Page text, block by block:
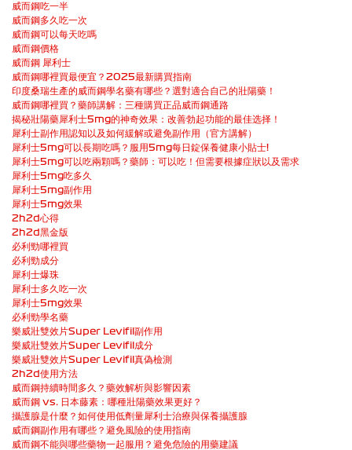
威而鋼吃一半
威而鋼多久吃一次
威而鋼可以每天吃嗎
威而鋼價格
威而鋼 犀利士
威而鋼哪裡買最便宜？2025最新購買指南
印度桑瑞生產的威而鋼學名藥有哪些？選對適合自己的壯陽藥！
威而鋼哪裡買？藥師講解：三種購買正品威而鋼通路
揭秘壯陽藥犀利士5mg的神奇效果：改善勃起功能的最佳选择！
犀利士副作用認知以及如何緩解或避免副作用（官方講解）
犀利士5mg可以長期吃嗎？服用5mg每日錠保養健康小貼士!
犀利士5mg可以吃兩顆嗎？藥師：可以吃！但需要根據症狀以及需求
犀利士5mg吃多久
犀利士5mg副作用
犀利士5mg效果
2h2d心得
2h2d黑金版
必利勁哪裡買
必利勁成分
犀利士爆珠
犀利士多久吃一次
犀利士5mg效果
必利勁學名藥
樂威壯雙效片Super Levifil副作用
樂威壯雙效片Super Levifil成分
樂威壯雙效片Super Levifil真偽檢測
2h2d使用方法
威而鋼持續時間多久？藥效解析與影響因素
威而鋼 vs. 日本藤素：哪種壯陽藥效果更好？
攝護腺是什麼？如何使用低劑量犀利士治療與保養攝護腺
威而鋼副作用有哪些？避免風險的使用指南
威而鋼不能與哪些藥物一起服用？避免危險的用藥建議